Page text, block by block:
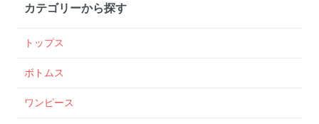
カテゴリーから探す
トップス
ボトムス
ワンピース